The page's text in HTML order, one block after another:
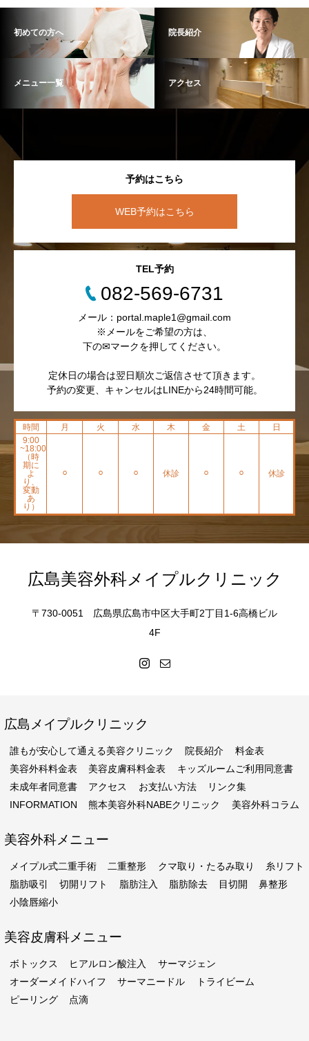
初めての方へ 院長紹介
メニュー一覧 アクセス
予約はこちら
WEB予約はこちら
TEL予約
082-569-6731
メール：portal.maple1@gmail.com
※メールをご希望の方は、
下の✉マークを押してください。
定休日の場合は翌日順次ご返信させて頂きます。
予約の変更、キャンセルはLINEから24時間可能。
時間 月 火 水 木 金 土
日
9:00
~18:00
（時
期に
よ
り、
変動
あ
り）
⚪︎ ⚪︎ ⚪︎ 休診 ⚪︎ ⚪︎ 休診
広島美容外科メイプルクリニック
〒730-0051 広島県広島市中区大手町2丁目1-6高橋ビル
4F
広島メイプルクリニック
誰もが安心して通える美容クリニック 院長紹介
料金表
美容外科料金表
美容皮膚科料金表
キッズルームご利用同意書
未成年者同意書
アクセス お支払い方法
リンク集
INFORMATION
熊本美容外科NABEクリニック 美容外科コラム
美容外科メニュー
メイプル式二重手術 二重整形 クマ取り・たるみ取り
糸リフト
脂肪吸引
切開リフト 脂肪注入 脂肪除去 目切開
鼻整形
小陰唇縮小
美容皮膚科メニュー
ボトックス ヒアルロン酸注入
サーマジェン
オーダーメイドハイフ
サーマニードル
トライビーム
ピーリング
点滴